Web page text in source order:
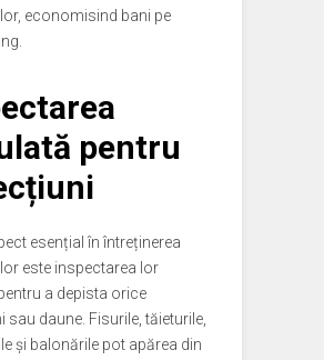
economisind bani pe
pentru
esențial în întreținerea
este inspectarea lor
a depista orice
sau daune. Fisurile, tăieturile,
și balonările pot apărea din